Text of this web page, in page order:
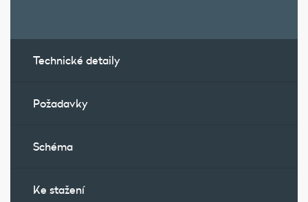
Technické detaily
Požadavky
Schéma
Ke stažení